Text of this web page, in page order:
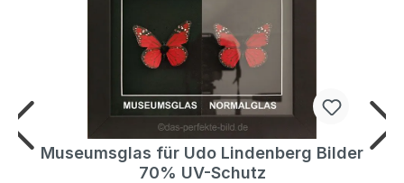
Museumsglas für Udo Lindenberg Bilder
70% UV-Schutz